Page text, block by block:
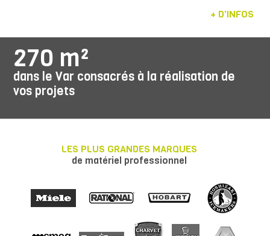
+ D'INFOS
270 m²
dans le Var consacrés à la réalisation de
vos projets
LES PLUS GRANDES MARQUES
de matériel professionnel